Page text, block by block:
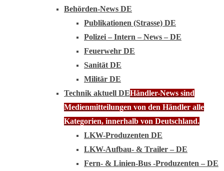
Behörden-News DE
Publikationen (Strasse) DE
Polizei – Intern – News – DE
Feuerwehr DE
Sanität DE
Militär DE
Technik aktuell DEHändler-News sind
Medienmitteilungen von den Händler alle
Kategorien, innerhalb von Deutschland.
LKW-Produzenten DE
LKW-Aufbau- & Trailer – DE
Fern- & Linien-Bus -Produzenten – DE